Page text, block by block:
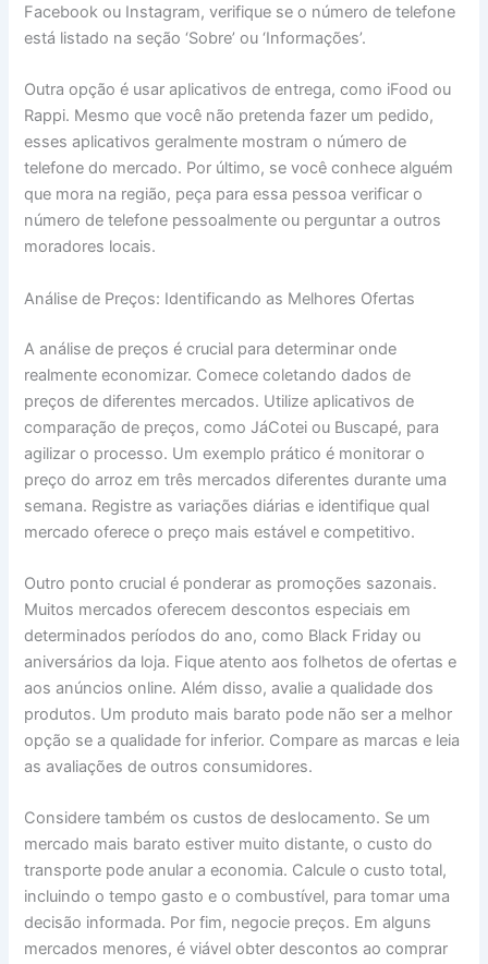
Facebook ou Instagram, verifique se o número de telefone
está listado na seção ‘Sobre’ ou ‘Informações’.
Outra opção é usar aplicativos de entrega, como iFood ou
Rappi. Mesmo que você não pretenda fazer um pedido,
esses aplicativos geralmente mostram o número de
telefone do mercado. Por último, se você conhece alguém
que mora na região, peça para essa pessoa verificar o
número de telefone pessoalmente ou perguntar a outros
moradores locais.
Análise de Preços: Identificando as Melhores Ofertas
A análise de preços é crucial para determinar onde
realmente economizar. Comece coletando dados de
preços de diferentes mercados. Utilize aplicativos de
comparação de preços, como JáCotei ou Buscapé, para
agilizar o processo. Um exemplo prático é monitorar o
preço do arroz em três mercados diferentes durante uma
semana. Registre as variações diárias e identifique qual
mercado oferece o preço mais estável e competitivo.
Outro ponto crucial é ponderar as promoções sazonais.
Muitos mercados oferecem descontos especiais em
determinados períodos do ano, como Black Friday ou
aniversários da loja. Fique atento aos folhetos de ofertas e
aos anúncios online. Além disso, avalie a qualidade dos
produtos. Um produto mais barato pode não ser a melhor
opção se a qualidade for inferior. Compare as marcas e leia
as avaliações de outros consumidores.
Considere também os custos de deslocamento. Se um
mercado mais barato estiver muito distante, o custo do
transporte pode anular a economia. Calcule o custo total,
incluindo o tempo gasto e o combustível, para tomar uma
decisão informada. Por fim, negocie preços. Em alguns
mercados menores, é viável obter descontos ao comprar